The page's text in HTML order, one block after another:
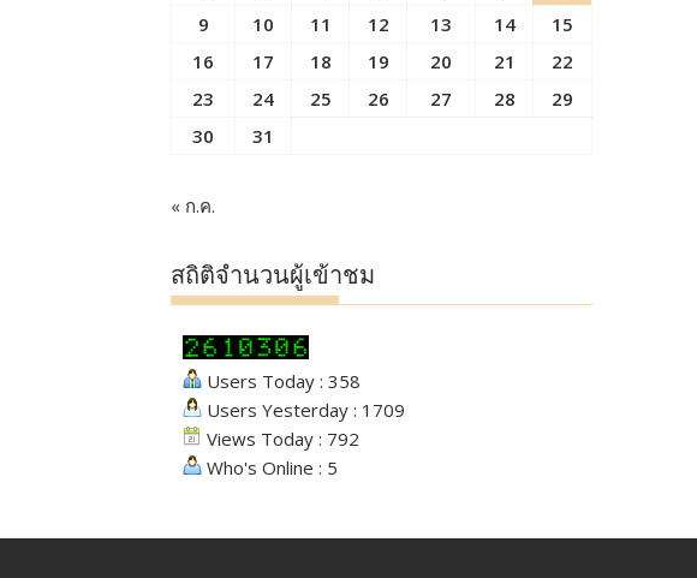
9
10 11 12 13 14
15
16
17 18 19 20 21
22
23
24 25 26 27 28
29
30
31
« ก.ค.
สถิติจำนวนผู้เข้าชม
Users Today : 358
Users Yesterday : 1709
Views Today : 792
Who's Online : 5